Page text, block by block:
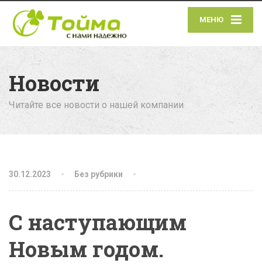
МЕНЮ
Новости
Читайте все новости о нашей компании
30.12.2023 Без рубрики
С наступающим
Новым годом.